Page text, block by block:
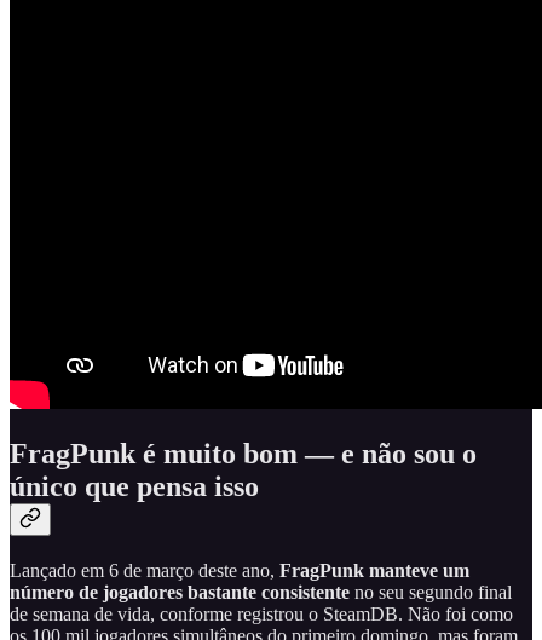
FragPunk é muito bom — e não sou o
único que pensa isso
Lançado em 6 de março deste ano, FragPunk manteve um
número de jogadores bastante consistente no seu segundo final
de semana de vida, conforme registrou o SteamDB. Não foi como